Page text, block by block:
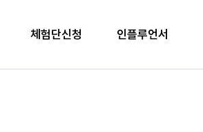
체험단신청 인플루언서